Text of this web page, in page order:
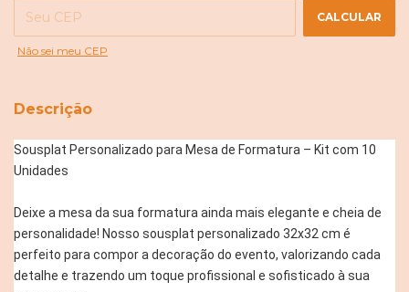
CALCULAR
Não sei meu CEP
Descrição
Sousplat Personalizado para Mesa de Formatura – Kit com 10
Unidades
Deixe a mesa da sua formatura ainda mais elegante e cheia de
personalidade! Nosso sousplat personalizado 32x32 cm é
perfeito para compor a decoração do evento, valorizando cada
detalhe e trazendo um toque profissional e sofisticado à sua